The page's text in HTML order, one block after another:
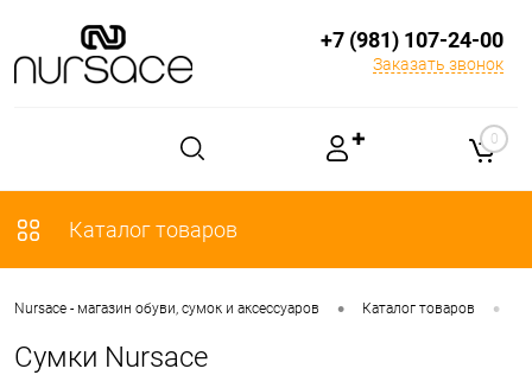
+7 (981) 107-24-00
Заказать звонок
✚ 0
Каталог товаров
Nursace - магазин обуви, сумок и аксессуаров • Каталог товаров •
Сумки Nursace